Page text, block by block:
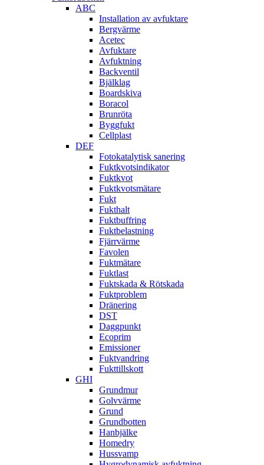
ABC
Installation av avfuktare
Bergvärme
Acetec
Avfuktare
Avfuktning
Backventil
Bjälklag
Boardskiva
Boracol
Brunröta
Byggfukt
Cellplast
DEF
Fotokatalytisk sanering
Fuktkvotsindikator
Fuktkvot
Fuktkvotsmätare
Fukt
Fukthalt
Fuktbuffring
Fuktbelastning
Fjärrvärme
Favolen
Fuktmätare
Fuktlast
Fuktskada & Rötskada
Fuktproblem
Dränering
DST
Daggpunkt
Ecoprim
Emissioner
Fuktvandring
Fukttillskott
GHI
Grundmur
Golvvärme
Grund
Grundbotten
Hanbjälke
Homedry
Hussvamp